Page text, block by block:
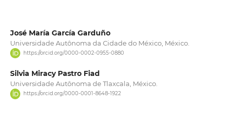
José María García Garduño
Universidade Autônoma da Cidade do México, México.
https://orcid.org/0000-0002-0955-0880
Silvia Miracy Pastro Fiad
Universidade Autônoma de Tlaxcala, México.
https://orcid.org/0000-0001-8648-1922